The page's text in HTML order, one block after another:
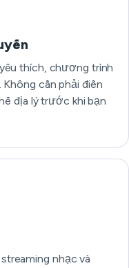
thích, chương trình
Không cần phải điền
địa lý trước khi bạn
nhạc và